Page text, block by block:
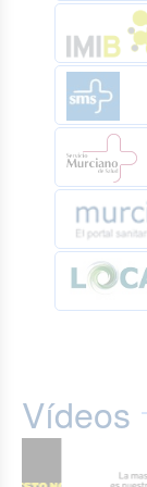
Vídeos